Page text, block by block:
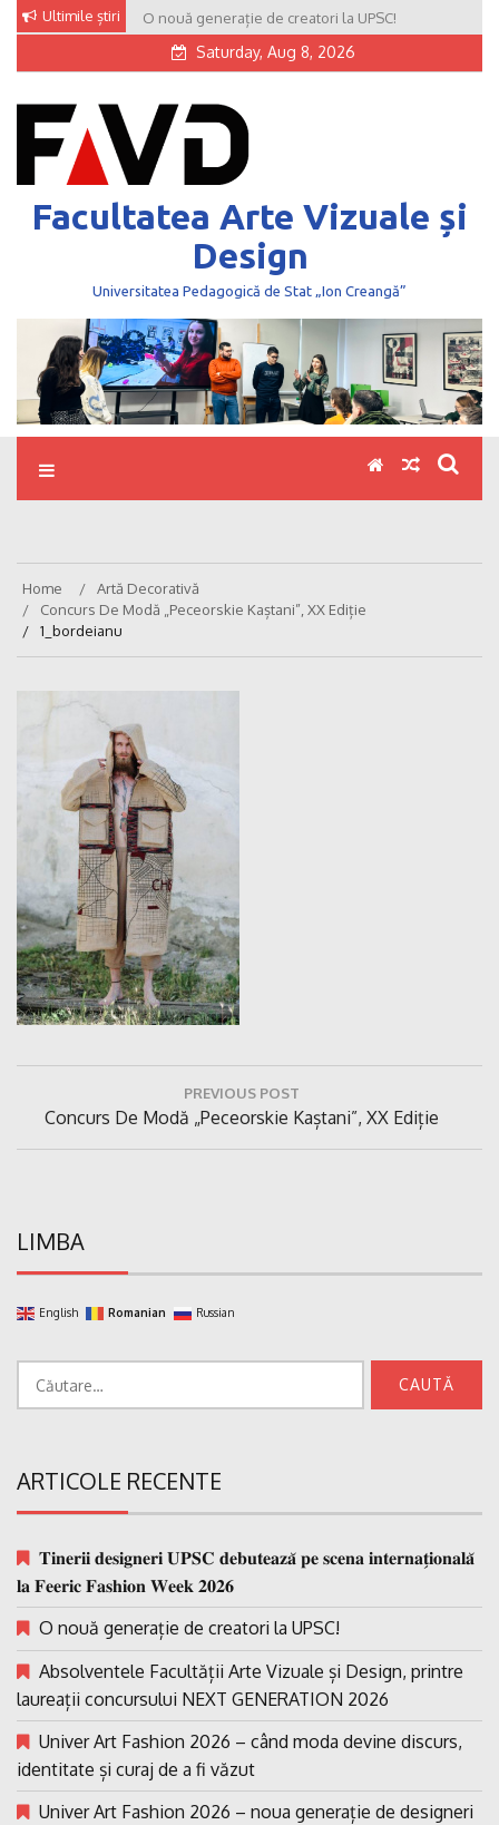
Skip
content
Ultimile știri O nouă generație de creatori la UPSC!
Saturday, Aug 8, 2026
Facultatea Arte Vizuale și
Design
Universitatea Pedagogică de Stat „Ion Creangă”
Home
Artă Decorativă
Concurs De Modă „Peceorskie Kaștani”, XX Ediție
1_bordeianu
articole
PREVIOUS POST
Previous
Post:
Concurs De Modă „Peceorskie Kaștani”, XX Ediție
LIMBA
English Romanian Russian
ARTICOLE RECENTE
𝐓𝐢𝐧𝐞𝐫𝐢𝐢 𝐝𝐞𝐬𝐢𝐠𝐧𝐞𝐫𝐢 𝐔𝐏𝐒𝐂 𝐝𝐞𝐛𝐮𝐭𝐞𝐚𝐳𝐚̆ 𝐩𝐞 𝐬𝐜𝐞𝐧𝐚 𝐢𝐧𝐭𝐞𝐫𝐧𝐚𝐭̗𝐢𝐨𝐧𝐚𝐥𝐚̆
𝐥𝐚 𝐅𝐞𝐞𝐫𝐢𝐜 𝐅𝐚𝐬𝐡𝐢𝐨𝐧 𝐖𝐞𝐞𝐤 𝟐𝟎𝟐𝟔
O nouă generație de creatori la UPSC!
Absolventele Facultății Arte Vizuale și Design, printre
laureații concursului NEXT GENERATION 2026
Univer Art Fashion 2026 – când moda devine discurs,
identitate și curaj de a fi văzut
Univer Art Fashion 2026 – noua generație de designeri